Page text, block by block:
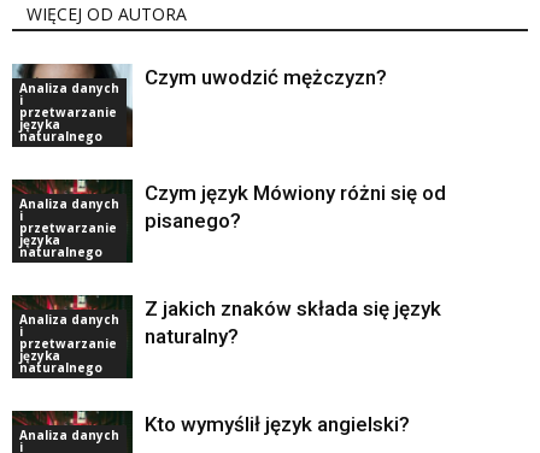
WIĘCEJ OD AUTORA
Analiza danych
i
przetwarzanie
języka
naturalnego
Czym uwodzić mężczyzn?
Analiza danych
i
przetwarzanie
języka
naturalnego
Czym język Mówiony różni się od
pisanego?
Analiza danych
i
przetwarzanie
języka
naturalnego
Z jakich znaków składa się język
naturalny?
Analiza danych
i
Kto wymyślił język angielski?